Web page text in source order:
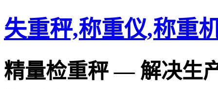
失重秤,称重仪,称重
精量检重秤 — 解决生